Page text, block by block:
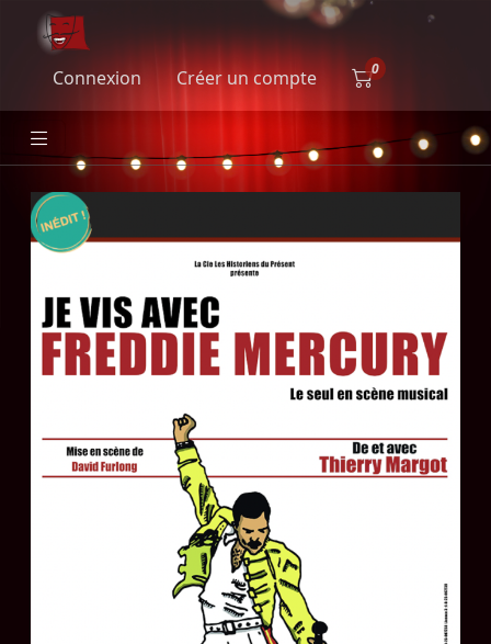
Connexion Créer un compte
Je vis avec Freddie Mercury